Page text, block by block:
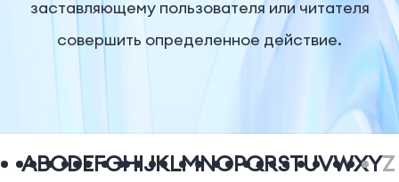
Компания
заставляющему пользователя или читателя
совершить определенное действие.
ABCDEFGHIJKLMNOPQRSTUVWXYZ